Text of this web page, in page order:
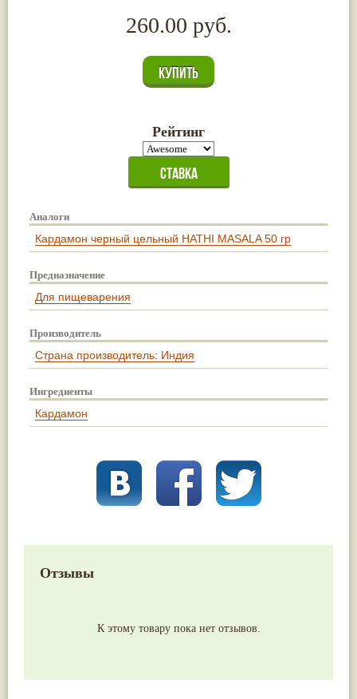
260.00 руб.
Рейтинг
Аналоги
Кардамон черный цельный HATHI MASALA 50 гр
Предназначение
Для пищеварения
Производитель
Страна производитель: Индия
Ингредиенты
Кардамон
Отзывы
К этому товару пока нет отзывов.